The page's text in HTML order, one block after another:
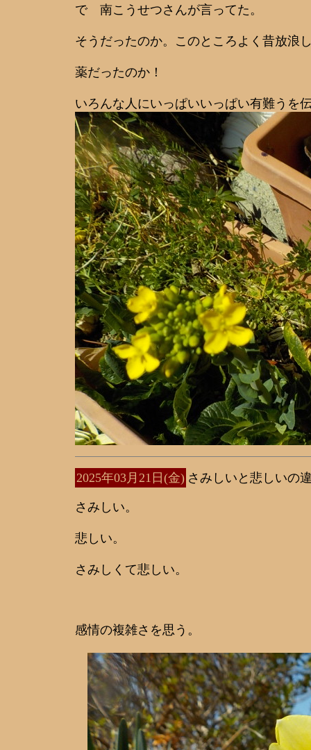
で 南こうせつさんが言ってた。
そうだったのか。このところよく昔放浪
薬だったのか！
いろんな人にいっぱいいっぱい有難うを
2025年03月21日(金) さみしいと悲しいの
さみしい。
悲しい。
さみしくて悲しい。
感情の複雑さを思う。